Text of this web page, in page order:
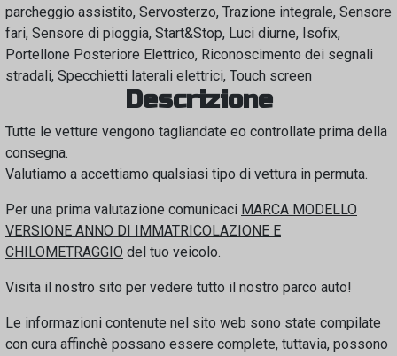
parcheggio assistito, Servosterzo, Trazione integrale, Sensore
fari, Sensore di pioggia, Start&Stop, Luci diurne, Isofix,
Portellone Posteriore Elettrico, Riconoscimento dei segnali
stradali, Specchietti laterali elettrici, Touch screen
Descrizione
Tutte le vetture vengono tagliandate eo controllate prima della
consegna.
Valutiamo a accettiamo qualsiasi tipo di vettura in permuta.
Per una prima valutazione comunicaci MARCA MODELLO
VERSIONE ANNO DI IMMATRICOLAZIONE E
CHILOMETRAGGIO del tuo veicolo.
Visita il nostro sito per vedere tutto il nostro parco auto!
Le informazioni contenute nel sito web sono state compilate
con cura affinchè possano essere complete, tuttavia, possono